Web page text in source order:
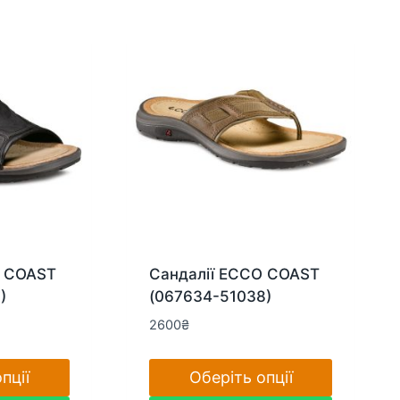
вибрати
на
сторінці
COAST
Сандалії ECCO COAST
(067634-51038)
2600₴
Оберіть опції